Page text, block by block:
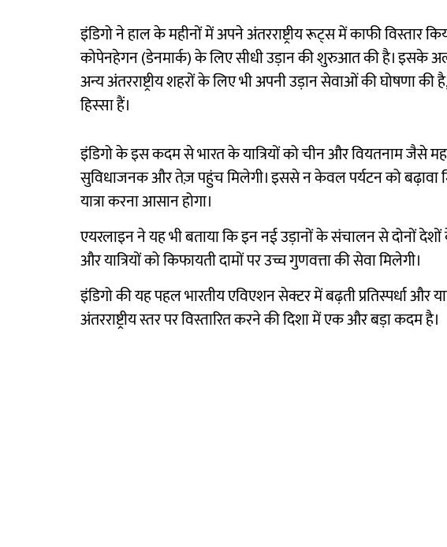
इंडिगो ने हाल के महीनों में अपने अंतरराष्ट्रीय रूट्स में काफी विस्तार
कोपेनहेगन (डेनमार्क) के लिए सीधी उड़ान की शुरुआत की है। इसके
अन्य अंतरराष्ट्रीय शहरों के लिए भी अपनी उड़ान सेवाओं की घोषणा की
हिस्सा हैं।
इंडिगो के इस कदम से भारत के यात्रियों को चीन और वियतनाम जैसे
सुविधाजनक और तेज़ पहुंच मिलेगी। इससे न केवल पर्यटन को बढ़ावा
यात्रा करना आसान होगा।
एयरलाइन ने यह भी बताया कि इन नई उड़ानों के संचालन से दोनों देशों
और यात्रियों को किफायती दामों पर उच्च गुणवत्ता की सेवा मिलेगी।
इंडिगो की यह पहल भारतीय एविएशन सेक्टर में बढ़ती प्रतिस्पर्धा और
अंतरराष्ट्रीय स्तर पर विस्तारित करने की दिशा में एक और बड़ा कदम है।